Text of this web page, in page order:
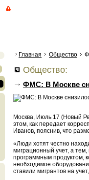
Главная Общество
Общество:
ФМС: В Москве
Москва, Июль 17 (Новый
этом, как передает
Иванов, пояснив, что
«Люди хотят честно
миграционный учет, а
программным продуктом,
необходимое
ставили мигрантов на